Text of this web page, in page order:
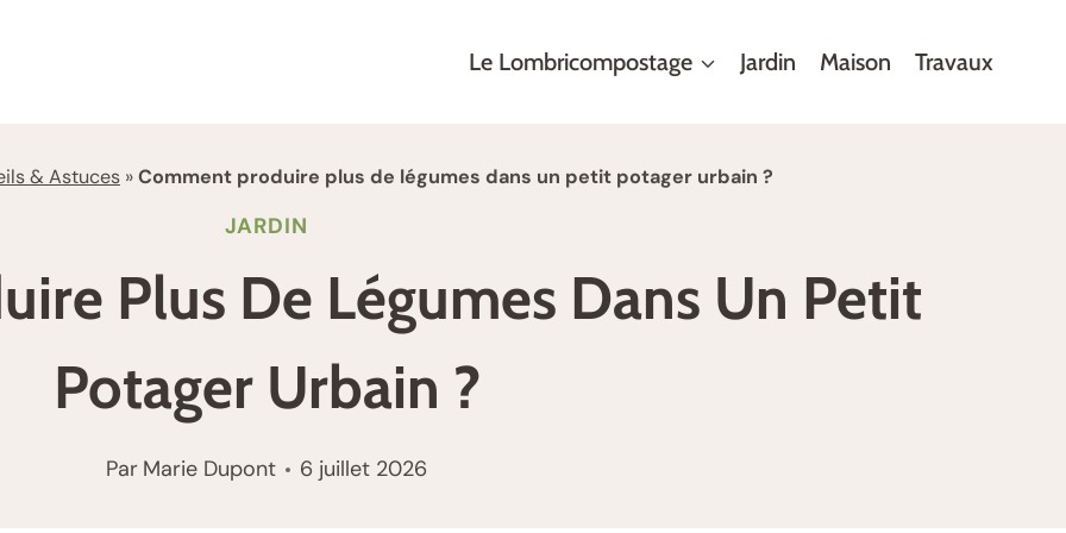
Le Lombricompostage Jardin Maison Travaux
& Astuces »Comment produire plus de légumes dans un petit potager urbain ?
JARDIN
Plus De Légumes Dans Un Petit
Potager Urbain ?
Par Marie Dupont 6 juillet 2026